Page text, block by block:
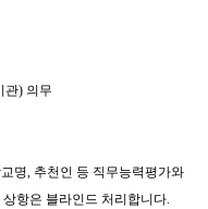
관) 의무
명, 추천인 등 직무능력평가와
상항은 블라인드 처리합니다.